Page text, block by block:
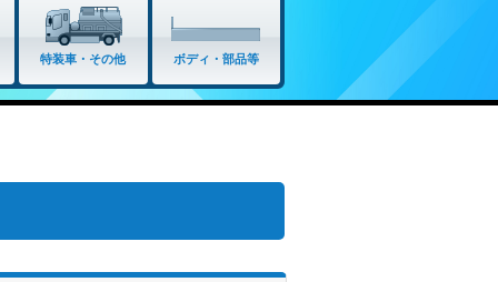
特装車・その他 ボディ・部品等